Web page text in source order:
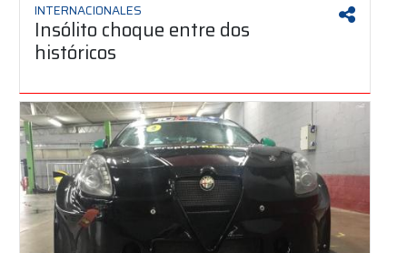
INTERNACIONALES
Insólito choque entre dos
históricos